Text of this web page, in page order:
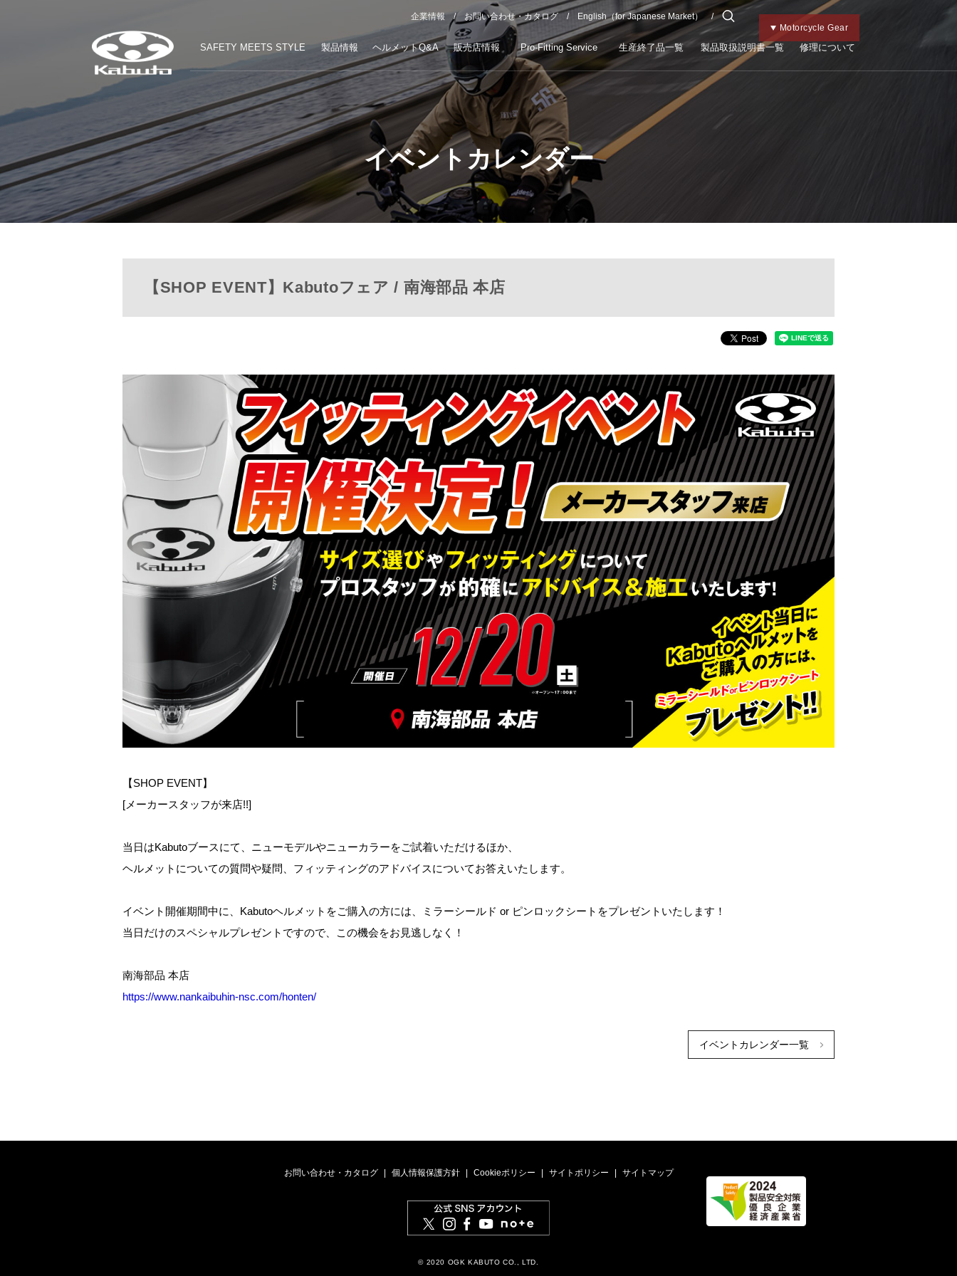
Motorcycle Gear
Kabutoトップ
Bicycle Gear
チャイルドメット
企業情報 お問い合わせ・カタログ English（for Japanese Market）
SAFETY MEETS STYLE 製品情報 ヘルメットQ&A 販売店情報 Pro-Fitting Service 生産終了品一覧 製品取扱説明書一覧 修理について
イベントカレンダー
【SHOP EVENT】Kabutoフェア / 南海部品 本店
【SHOP EVENT】
[メーカースタッフが来店!!]
当日はKabutoブースにて、ニューモデルやニューカラーをご試着いただけるほか、
ヘルメットについての質問や疑問、フィッティングのアドバイスについてお答えいたします。
イベント開催期間中に、Kabutoヘルメットをご購入の方には、ミラーシールド or ピンロックシートをプレゼントいたします！
当日だけのスペシャルプレゼントですので 、この機会をお見逃しなく！
南海部品 本店
https://www.nankaibuhin-nsc.com/honten/
イベントカレンダー一覧
お問い合わせ・カタログ 個人情報保護方針 Cookieポリシー サイトポリシー サイトマップ
© 2020 OGK KABUTO CO., LTD.